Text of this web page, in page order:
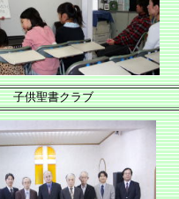
子供聖書クラブ